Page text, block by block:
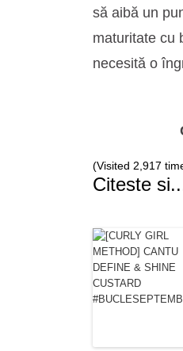
să aibă un
maturitate cu
necesită o
(Visited 2,917
Citeste